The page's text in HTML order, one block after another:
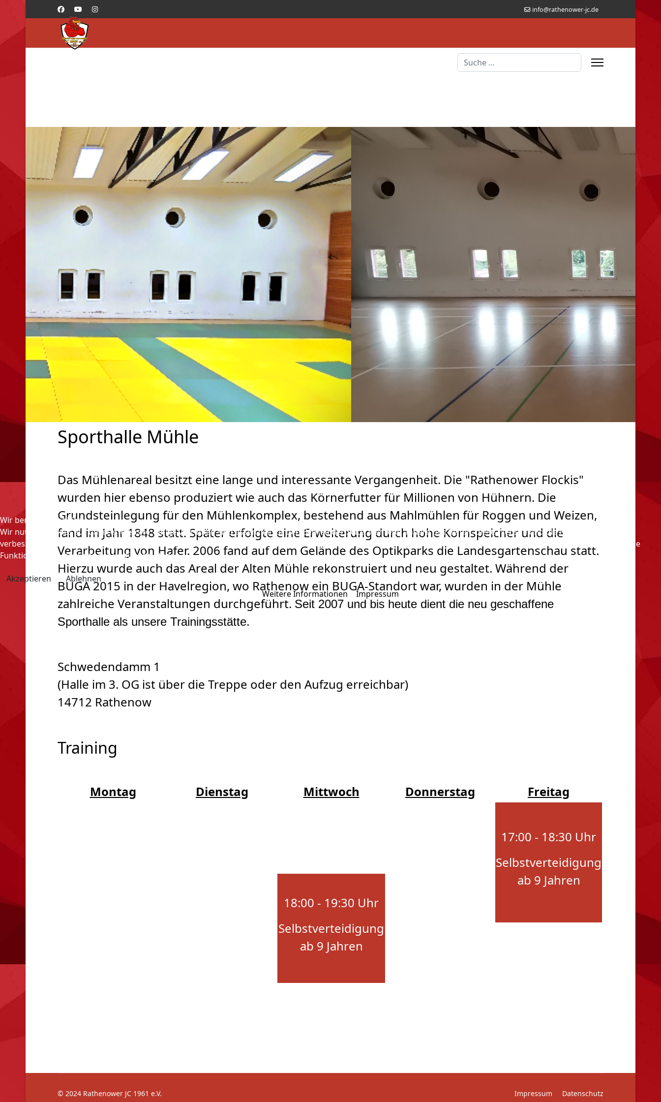
info@rathenower-jc.de
Suchen
Sporthalle Mühle
Das Mühlenareal besitzt eine lange und interessante Vergangenheit. Die "Rathenower Flockis"
wurden hier ebenso produziert wie auch das Körnerfutter für Millionen von Hühnern. Die
Grundsteinlegung für den Mühlenkomplex, bestehend aus Mahlmühlen für Roggen und Weizen,
fand im Jahr 1848 statt. Später erfolgte eine Erweiterung durch hohe Kornspeicher und die
Verarbeitung von Hafer. 2006 fand auf dem Gelände des Optikparks die Landesgartenschau statt.
Hierzu wurde auch das Areal der Alten Mühle rekonstruiert und neu gestaltet. Während der
BUGA 2015 in der Havelregion, wo Rathenow ein BUGA-Standort war, wurden in der Mühle
zahlreiche Veranstaltungen durchgeführt. Seit 2007 und bis heute dient die neu geschaffene
Sporthalle als unsere Trainingsstätte.
Schwedendamm 1
(Halle im 3. OG ist über die Treppe oder den Aufzug erreichbar)
14712 Rathenow
Training
Montag Dienstag Mittwoch Donnerstag Freitag
17:00 - 18:30 Uhr
Selbstverteidigung
ab 9 Jahren
18:00 - 19:30 Uhr
Selbstverteidigung
ab 9 Jahren
© 2024 Rathenower JC 1961 e.V. Impressum Datenschutz
Wir benutzen Cookies
Wir nutzen Cookies auf unserer Website. Einige von ihnen sind essenziell für den Betrieb der Seite, während andere uns helfen, diese Website und die Nutzererfahrung zu
verbessern (Tracking Cookies). Sie können selbst entscheiden, ob Sie die Cookies zulassen möchten. Bitte beachten Sie, dass bei einer Ablehnung womöglich nicht mehr alle
Funktionalitäten der Seite zur Verfügung stehen.
Akzeptieren
Ablehnen
Weitere Informationen |Impressum